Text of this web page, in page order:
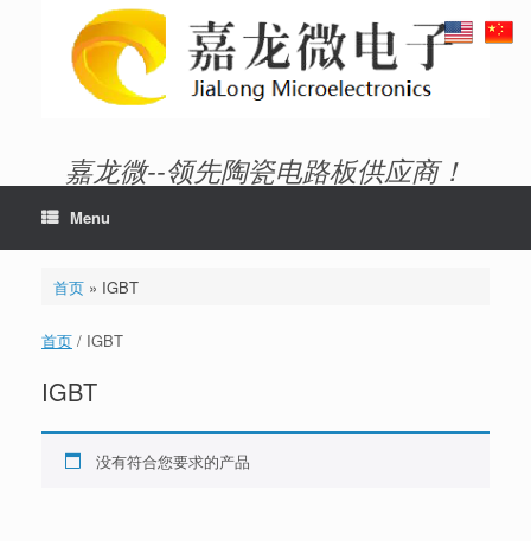
嘉龙微--领先陶瓷电路板供应商！
Menu
首页» IGBT
首页 / IGBT
IGBT
没有符合您要求的产品